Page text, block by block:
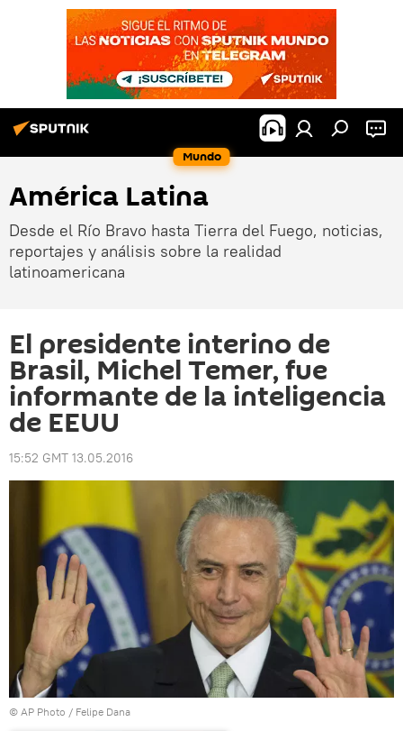
Mundo
América Latina
Desde el Río Bravo hasta Tierra del Fuego, noticias,
reportajes y análisis sobre la realidad
latinoamericana
El presidente interino de
Brasil, Michel Temer, fue
informante de la inteligencia
de EEUU
15:52 GMT 13.05.2016
© AP Photo / Felipe Dana